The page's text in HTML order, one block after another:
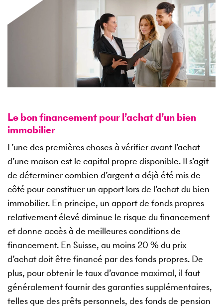
Le bon financement pour l’achat d’un bien
immobilier
L’une des premières choses à vérifier avant l’achat
d’une maison est le capital propre disponible. Il s’agit
de déterminer combien d’argent a déjà été mis de
côté pour constituer un apport lors de l’achat du bien
immobilier. En principe, un apport de fonds propres
relativement élevé diminue le risque du financement
et donne accès à de meilleures conditions de
financement. En Suisse, au moins 20 % du prix
d’achat doit être financé par des fonds propres. De
plus, pour obtenir le taux d’avance maximal, il faut
généralement fournir des garanties supplémentaires,
telles que des prêts personnels, des fonds de pension